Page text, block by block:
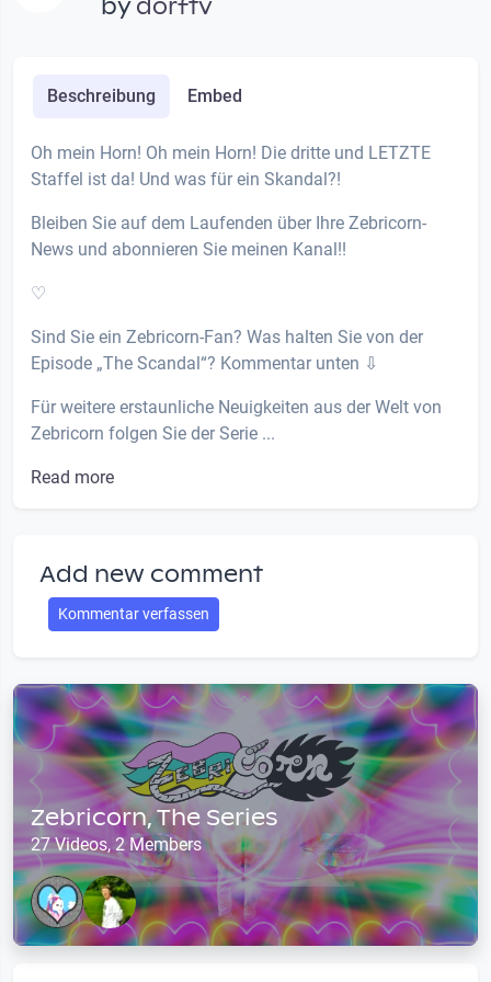
bydorftv
Beschreibung Embed
Oh mein Horn! Oh mein Horn! Die dritte und LETZTE
Staffel ist da! Und was für ein Skandal?!
Bleiben Sie auf dem Laufenden über Ihre Zebricorn-
News und abonnieren Sie meinen Kanal!!
♡
Sind Sie ein Zebricorn-Fan? Was halten Sie von der
Episode „The Scandal“? Kommentar unten ⇩
Für weitere erstaunliche Neuigkeiten aus der Welt von
Zebricorn folgen Sie der Serie ...
Read more
Add new comment
Kommentar verfassen
Zebricorn, The Series
27 Videos, 2 Members